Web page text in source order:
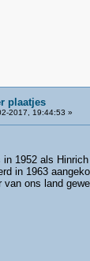
plaatjes
2017, 19:44:53 »
1952 als
in 1963
van ons land